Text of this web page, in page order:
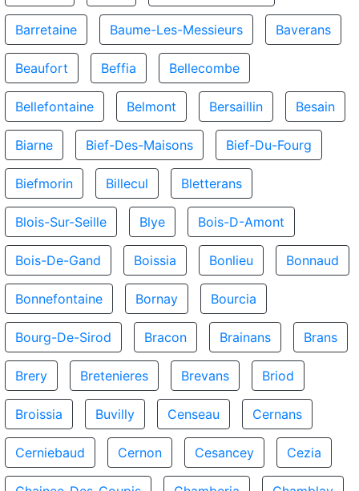
Barretaine Baume-Les-Messieurs Baverans
Beaufort Beffia Bellecombe
Bellefontaine Belmont Bersaillin Besain
Biarne Bief-Des-Maisons Bief-Du-Fourg
Biefmorin Billecul Bletterans
Blois-Sur-Seille Blye Bois-D-Amont
Bois-De-Gand Boissia Bonlieu Bonnaud
Bonnefontaine Bornay Bourcia
Bourg-De-Sirod Bracon Brainans Brans
Brery Bretenieres Brevans Briod
Broissia Buvilly Censeau Cernans
Cerniebaud Cernon Cesancey Cezia